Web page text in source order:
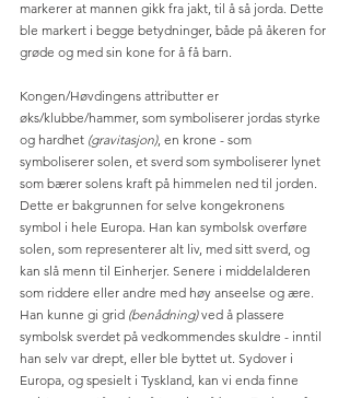
markerer at mannen gikk fra jakt, til å så jorda. Dette
ble markert i begge betydninger, både på åkeren for
grøde og med sin kone for å få barn.
Kongen/Høvdingens attributter er
øks/klubbe/hammer, som symboliserer jordas styrke
og hardhet (gravitasjon), en krone - som
symboliserer solen, et sverd som symboliserer lynet
som bærer solens kraft på himmelen ned til jorden.
Dette er bakgrunnen for selve kongekronens
symbol i hele Europa. Han kan symbolsk overføre
solen, som representerer alt liv, med sitt sverd, og
kan slå menn til Einherjer. Senere i middelalderen
som riddere eller andre med høy anseelse og ære.
Han kunne gi grid (benådning) ved å plassere
symbolsk sverdet på vedkommendes skuldre - inntil
han selv var drept, eller ble byttet ut. Sydover i
Europa, og spesielt i Tyskland, kan vi enda finne